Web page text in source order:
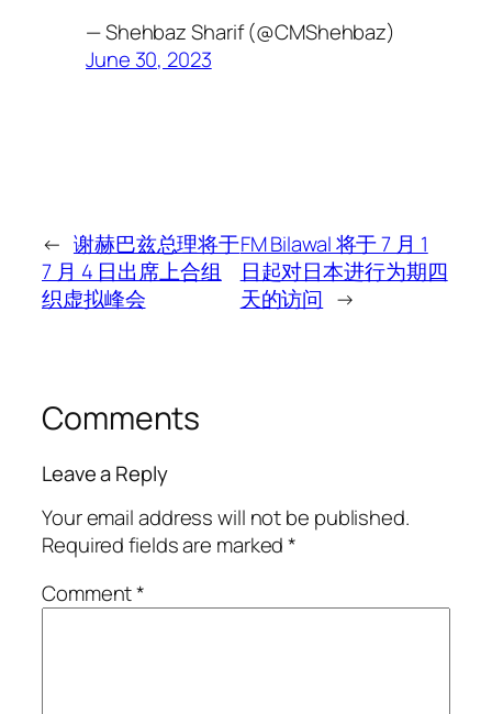
— Shehbaz Sharif (@CMShehbaz)
June 30, 2023
← 谢赫巴兹总理将于
7 月 4 日出席上合组
织虚拟峰会
FM Bilawal 将于 7 月 1
日起对日本进行为期四
天的访问 →
Comments
Leave a Reply
Your email address will not be published.
Required fields are marked*
Comment*